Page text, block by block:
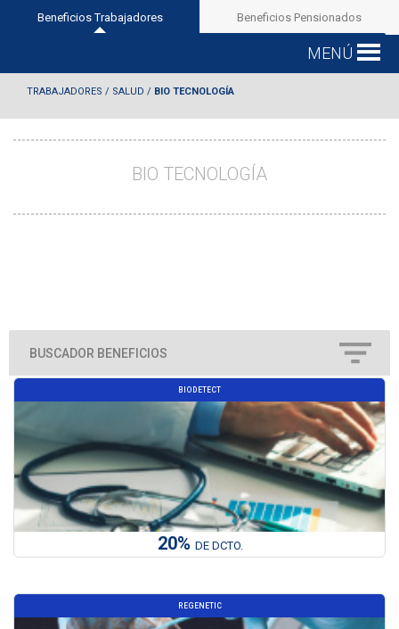
Beneficios Trabajadores Beneficios Pensionados
MENÚ
TRABAJADORES / SALUD / BIO TECNOLOGÍA
BIO TECNOLOGÍA
BUSCADOR BENEFICIOS
BIODETECT
20% DE DCTO.
REGENETIC